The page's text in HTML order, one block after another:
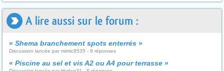
A lire aussi sur le forum :
« Shema branchement spots enterrés »
Discussion lancée par mimic8535 - 9 réponses
« Piscine au sel et vis A2 ou A4 pour terrasse »